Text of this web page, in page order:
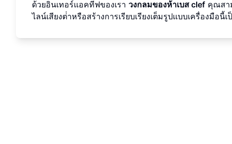
ด้วยอินเทอร์แอคทีฟของเรา วงกลมของห้าเบส clef คุณสา
ไลน์เสียงต่ําหรือสร้างการเรียบเรียงเต็มรูปแบบเครื่องมื